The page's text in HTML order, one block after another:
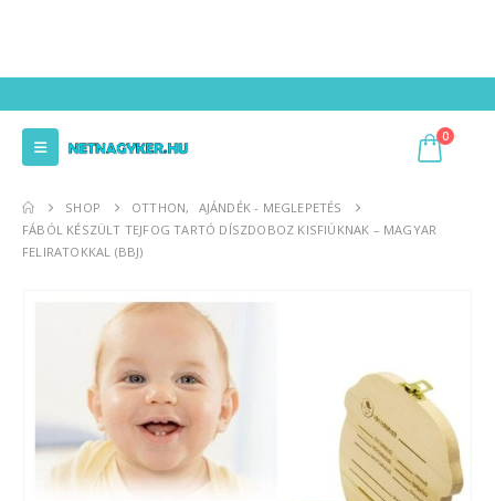
0
SHOP OTTHON,
AJÁNDÉK - MEGLEPETÉS
FÁBÓL KÉSZÜLT TEJFOG TARTÓ DÍSZDOBOZ KISFIÚKNAK – MAGYAR
FELIRATOKKAL (BBJ)